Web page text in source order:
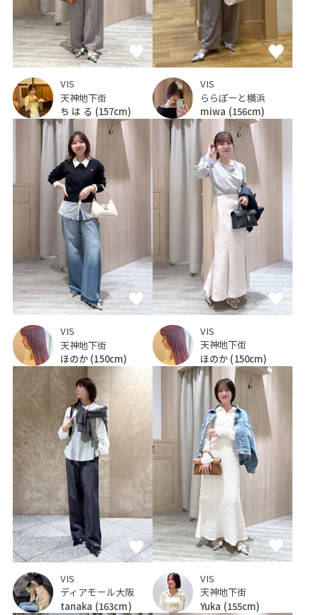
VIS
天神地下街
ち は る (157cm)
VIS
ららぽーと横浜
miwa (156cm)
VIS
天神地下街
ほのか (150cm)
VIS
天神地下街
ほのか (150cm)
VIS
ディアモール大阪
tanaka (163cm)
VIS
天神地下街
Yuka (155cm)